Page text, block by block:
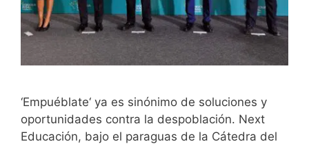
‘Empuéblate‘ ya es sinónimo de soluciones y
oportunidades contra la despoblación. Next
Educación, bajo el paraguas de la Cátedra del